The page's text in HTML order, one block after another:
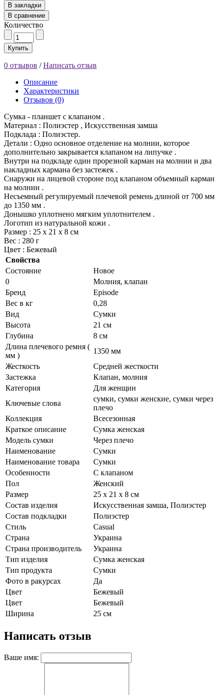
В закладки
В сравнение
Количество
Купить
0 отзывов /Написать отзыв
Описание
Характеристики
Отзывов (0)
Сумка - планшет с клапаном .
Материал : Полиэстер , Искусственная замша
Подклада : Полиэстер.
Детали : Одно основное отделение на молнии, которое
дополнительно закрывается клапаном на липучке .
Внутри на подкладе один прорезной карман на молнии и два
накладных кармана без застежек .
Снаружи на лицевой стороне под клапаном объемный карман
на молнии .
Несъемный регулируемый плечевой ремень длиной от 700 мм
до 1350 мм .
Донышко уплотнено мягким уплотнителем .
Логотип из натуральной кожи .
Размер : 25 х 21 х 8 см
Вес : 280 г
Цвет : Бежевый
Свойства
Состояние
Новое
0
Молния, клапан
Бренд
Episode
Вес в кг
0,28
Вид
Сумки
Высота
21 см
Глубина
8 см
Длина плечевого ремня (
мм )
1350 мм
Жесткость
Средней жесткости
Застежка
Клапан, молния
Категория
Для женщин
Ключевые слова
сумки, сумки женские, сумки через
плечо
Коллекция
Всесезонная
Краткое описание
Сумка женская
Модель сумки
Через плечо
Наименование
Сумки
Наименование товара
Сумки
Особенности
С клапаном
Пол
Женский
Размер
25 х 21 х 8 см
Состав изделия
Искусственная замша, Полиэстер
Состав подкладки
Полиэстер
Стиль
Casual
Страна
Украина
Страна производитель
Украина
Тип изделия
Сумка женская
Тип продукта
Сумки
Фото в ракурсах
Да
Цвет
Бежевый
Цвет
Бежевый
Ширина
25 см
Написать отзыв
Ваше имя: